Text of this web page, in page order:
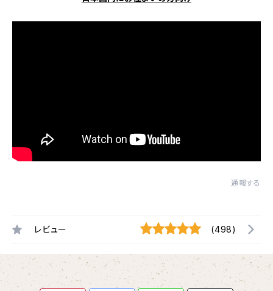
通報する
レビュー (498)